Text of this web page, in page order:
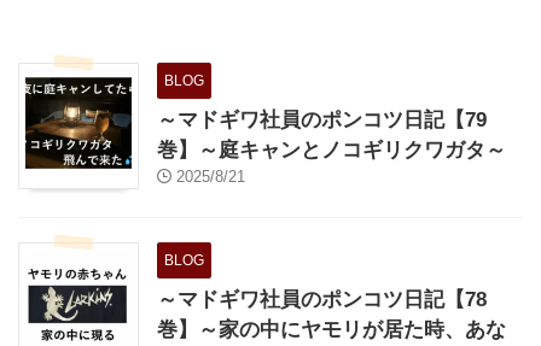
BLOG
～マドギワ社員のポンコツ日記【79
巻】～庭キャンとノコギリクワガタ～
2025/8/21
BLOG
～マドギワ社員のポンコツ日記【78
巻】～家の中にヤモリが居た時、あな